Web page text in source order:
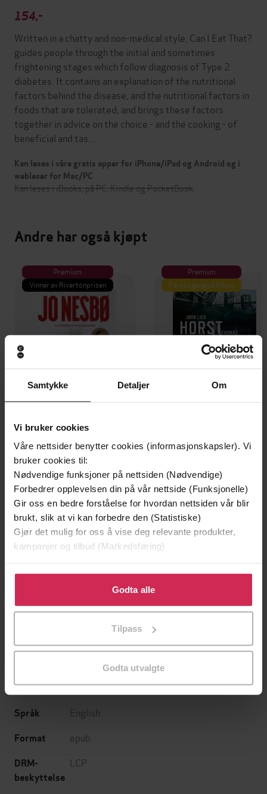
Samtykke Detaljer Om
Vi bruker cookies
Våre nettsider benytter cookies (informasjonskapsler). Vi
bruker cookies til:
Nødvendige funksjoner på nettsiden (Nødvendige)
Forbedrer opplevelsen din på vår nettside (Funksjonelle)
Gir oss en bedre forståelse for hvordan nettsiden vår blir
brukt, slik at vi kan forbedre den (Statistiske)
Gjør det mulig for oss å vise deg relevante produkter,
kampanjer og tilbud (Markedsføring)
Klikk på «Godta alle» for å gi oss ditt samtykke til å
bruke cookies for alle disse formålene. Du kan også
tilpasse ditt samtykke til spesifikke formål ved å klikke
Godta alle
Tilpass
Godta utvalgte
154,-
Written in a chatty and non-medical style, Can I Eat That?
guides people through the initial and sometimes
frightening stages which follow diagnosis of Type 2
diabetes. It contains an explanation of the nutritional
factors behind the disease, and the nutritional factors in
foods that are tolerated; and brings these factors
together in advice on the choice - and the cooking - of
beneficial and tas…
Kan leses i våre gratis apper for iPhone/iPad og Android og i
webleser for Mac/PC
Kan leses i iBooks, på PC, Kindle og PocketBook
Andre har også kjøpt
Premium
Vinner av Rivertonprisen
199,-
Minnesota
Jo Nesbø
EBOK
Premium
Første gang på tilbud
349,-
Jørn Lier Horst
EBOK
maze for type 2 diabetics
Utgitt 05.05.2016
Helse og livsstil,Dokumentar og fakta
Hobby og fritid,Mat og drikke
Språk English
Format epub
DRM-
beskyttelse
LCP